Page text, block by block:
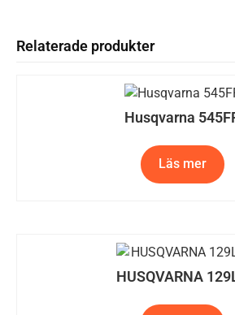
Relaterade produkter
Husqvarna
Läs mer
HUSQVARNA